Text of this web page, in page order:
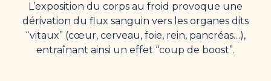
L’exposition du corps au froid provoque une
dérivation du flux sanguin vers les organes dits
“vitaux” (cœur, cerveau, foie, rein, pancréas…),
entraînant ainsi un effet “coup de boost”.